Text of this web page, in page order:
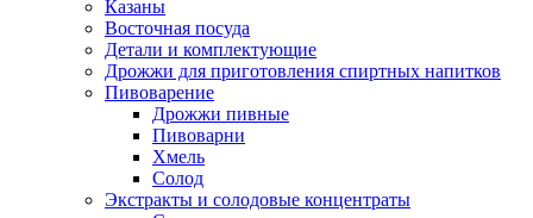
Казаны
Восточная посуда
Детали и комплектующие
Дрожжи для приготовления спиртных напитков
Пивоварение
Дрожжи пивные
Пивоварни
Хмель
Солод
Экстракты и солодовые концентраты